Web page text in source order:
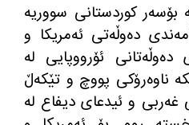
بۆسهر كوردستانی سووریه
ندی دهوڵهتی ئهمریكا و
دهوڵهتانی ئۆرووپایی له
ناوهرۆكی پووچ و تێكهڵ
غهربی و ئیدعای دیفاع له